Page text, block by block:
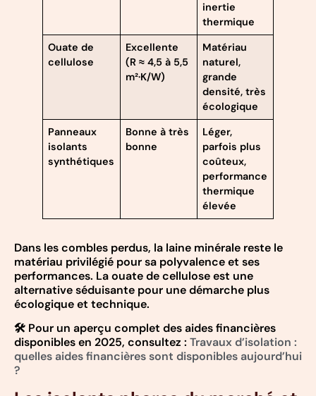
inertie
thermique
Ouate de
cellulose
Excellente
(R ≈ 4,5 à 5,5
m²·K/W)
Matériau
naturel,
grande
densité, très
écologique
Panneaux
isolants
synthétiques
Bonne à très
bonne
Léger,
parfois plus
coûteux,
performance
thermique
élevée
Dans les combles perdus, la laine minérale reste le
matériau privilégié pour sa polyvalence et ses
performances. La ouate de cellulose est une
alternative séduisante pour une démarche plus
écologique et technique.
🛠️ Pour un aperçu complet des aides financières
disponibles en 2025, consultez : Travaux d’isolation :
quelles aides financières sont disponibles aujourd’hui
?